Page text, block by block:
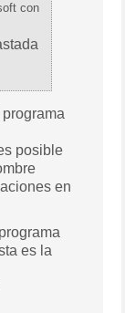
con
posible
en
es la